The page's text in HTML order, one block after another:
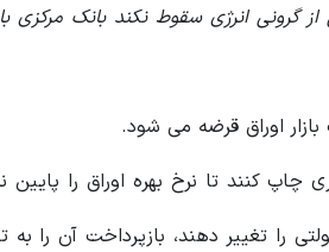
از گرونی انرژی سقوط نکند بانک مرکزی
اوراق قرضه می شود.
کنند تا نرخ بهره اوراق را پایین
تغییر دهند، بازپرداخت آن را به